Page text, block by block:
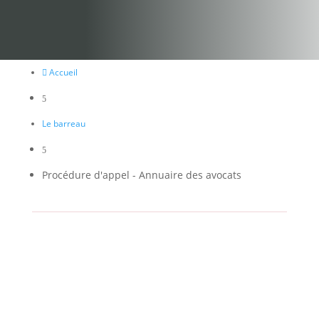
 Accueil
5
Le barreau
5
Procédure d'appel - Annuaire des avocats